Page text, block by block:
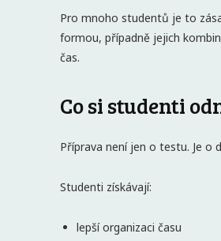
Pro mnoho studentů je to
formou, případně jejich
čas.
Co si studenti
Příprava není jen o testu. Je o
Studenti získávají:
lepší organizaci času